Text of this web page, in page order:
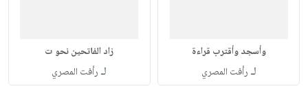
وأسجد وأقترب قراءة
لـ رأفت المصري
زاد الفاتحين نحو ت
لـ رأفت المصري